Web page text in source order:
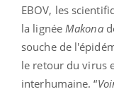
EBOV, les
la lignée Makona
souche de
le retour du virus
interhumaine. “